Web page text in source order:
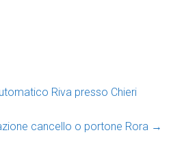
Riva presso Chieri
cancello o portone Rora →